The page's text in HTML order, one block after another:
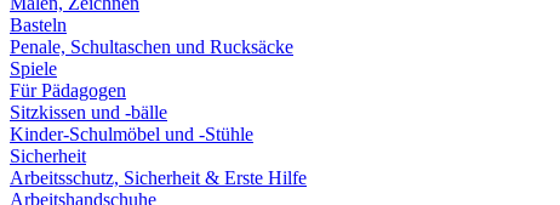
Basteln
Penale, Schultaschen und Rucksäcke
Spiele
Für Pädagogen
Sitzkissen und -bälle
Kinder-Schulmöbel und -Stühle
Sicherheit
Arbeitsschutz, Sicherheit & Erste Hilfe
Arbeitshandschuhe